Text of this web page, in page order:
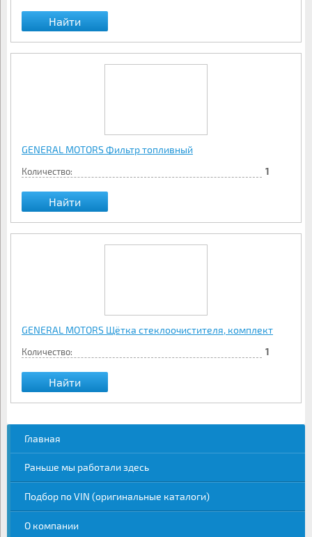
Найти
GENERAL MOTORS Фильтр топливный
Количество: 1
Найти
GENERAL MOTORS Щётка стеклоочистителя, комплект
Количество: 1
Найти
Главная
Раньше мы работали здесь
Подбор по VIN (оригинальные каталоги)
О компании